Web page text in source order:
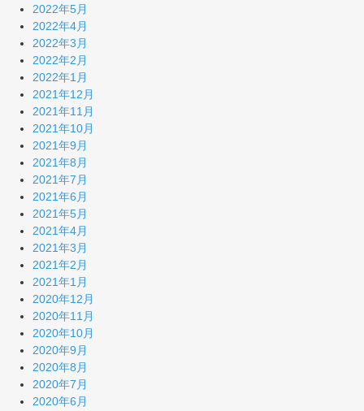
2022年5月
2022年4月
2022年3月
2022年2月
2022年1月
2021年12月
2021年11月
2021年10月
2021年9月
2021年8月
2021年7月
2021年6月
2021年5月
2021年4月
2021年3月
2021年2月
2021年1月
2020年12月
2020年11月
2020年10月
2020年9月
2020年8月
2020年7月
2020年6月